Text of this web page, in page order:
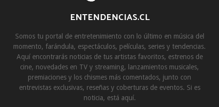
ENTENDENCIAS.CL
Somos tu portal de entretenimiento con lo último en música del
momento, farándula, espectáculos, películas, series y tendencias.
Aquí encontrarás noticias de tus artistas favoritos, estrenos de
cine, novedades en TV y streaming, lanzamientos musicales,
premiaciones y los chismes más comentados, junto con
entrevistas exclusivas, reseñas y coberturas de eventos. Si es
noticia, está aquí.